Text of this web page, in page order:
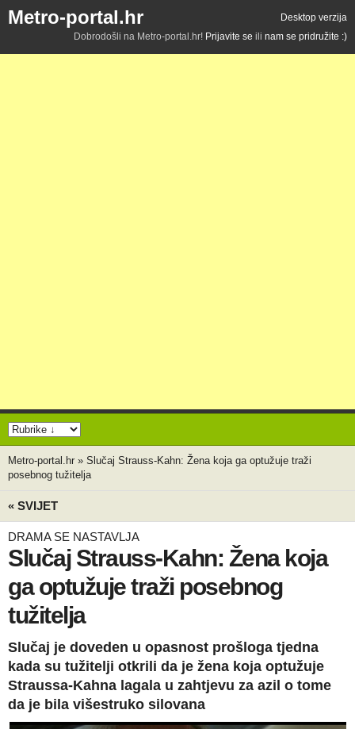
Metro-portal.hr
Desktop verzija
Dobrodošli na Metro-portal.hr! Prijavite se ili nam se pridružite :)
Metro-portal.hr » Slučaj Strauss-Kahn: Žena koja ga optužuje traži
posebnog tužitelja
« SVIJET
DRAMA SE NASTAVLJA
Slučaj Strauss-Kahn: Žena koja
ga optužuje traži posebnog
tužitelja
Slučaj je doveden u opasnost prošloga tjedna
kada su tužitelji otkrili da je žena koja optužuje
Straussa-Kahna lagala u zahtjevu za azil o tome
da je bila višestruko silovana